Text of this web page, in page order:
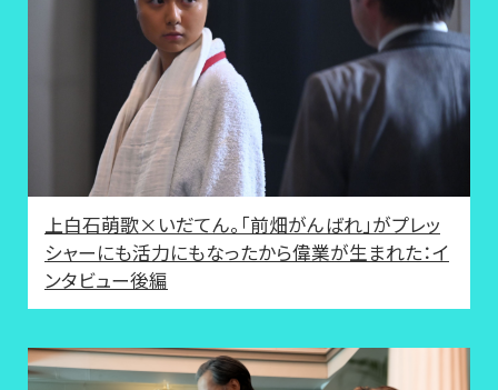
上白石萌歌×いだてん。「前畑がんばれ」がプレッ
シャーにも活力にもなったから偉業が生まれた：イ
ンタビュー後編